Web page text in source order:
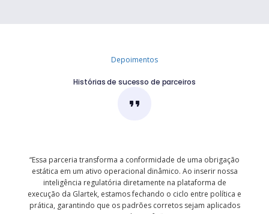
Depoimentos
Histórias de sucesso de parceiros
“O Microsoft Azure ajuda a Glartek a oferecer
permitem que os clientes se concentrem mais em
operações e menos no gerenciamento da
aproveitando a flexibilidade e a confiabilidade de
corporativo que o Azure oferece.”